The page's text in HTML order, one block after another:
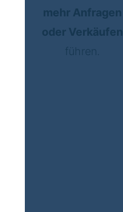
mehr Anfragen
oder Verkäufen
führen.